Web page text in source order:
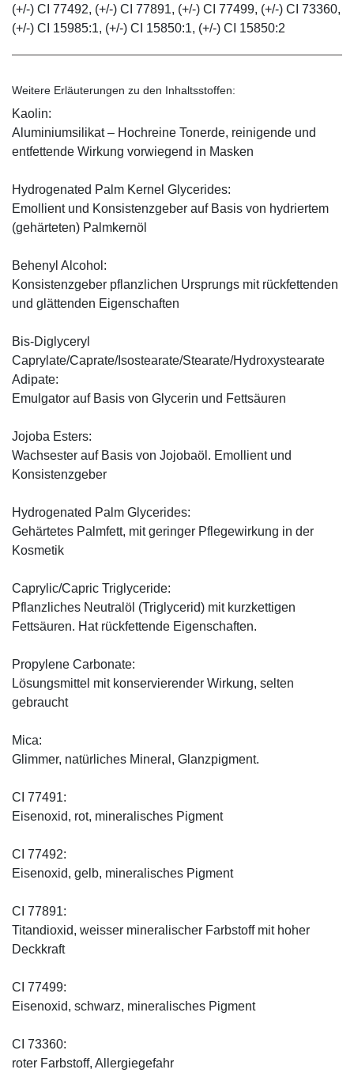
(+/-) CI 77492, (+/-) CI 77891, (+/-) CI 77499, (+/-) CI 73360,
(+/-) CI 15985:1, (+/-) CI 15850:1, (+/-) CI 15850:2
Weitere Erläuterungen zu den Inhaltsstoffen:
Kaolin:
Aluminiumsilikat – Hochreine Tonerde, reinigende und
entfettende Wirkung vorwiegend in Masken
Hydrogenated Palm Kernel Glycerides:
Emollient und Konsistenzgeber auf Basis von hydriertem
(gehärteten) Palmkernöl
Behenyl Alcohol:
Konsistenzgeber pflanzlichen Ursprungs mit rückfettenden
und glättenden Eigenschaften
Bis-Diglyceryl
Caprylate/Caprate/Isostearate/Stearate/Hydroxystearate
Adipate:
Emulgator auf Basis von Glycerin und Fettsäuren
Jojoba Esters:
Wachsester auf Basis von Jojobaöl. Emollient und
Konsistenzgeber
Hydrogenated Palm Glycerides:
Gehärtetes Palmfett, mit geringer Pflegewirkung in der
Kosmetik
Caprylic/Capric Triglyceride:
Pflanzliches Neutralöl (Triglycerid) mit kurzkettigen
Fettsäuren. Hat rückfettende Eigenschaften.
Propylene Carbonate:
Lösungsmittel mit konservierender Wirkung, selten
gebraucht
Mica:
Glimmer, natürliches Mineral, Glanzpigment.
CI 77491:
Eisenoxid, rot, mineralisches Pigment
CI 77492:
Eisenoxid, gelb, mineralisches Pigment
CI 77891:
Titandioxid, weisser mineralischer Farbstoff mit hoher
Deckkraft
CI 77499:
Eisenoxid, schwarz, mineralisches Pigment
CI 73360:
roter Farbstoff, Allergiegefahr